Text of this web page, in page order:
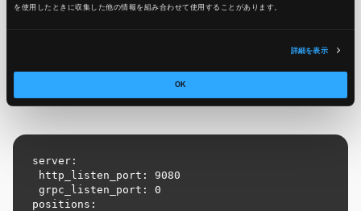
を使用したときに収集した他の情報を組み合わせて使用​​することがあります。
詳細を表示
OK
promtail-config.yml
server:
positions: